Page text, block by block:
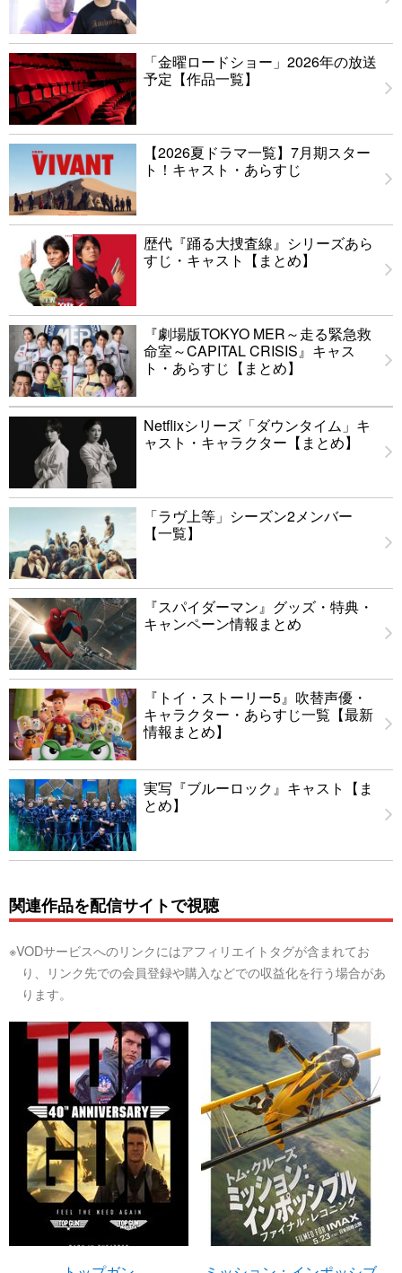
「金曜ロードショー」2026年の放送
予定【作品一覧】
【2026夏ドラマ一覧】7月期スター
ト！キャスト・あらすじ
歴代『踊る大捜査線』シリーズあら
すじ・キャスト【まとめ】
『劇場版TOKYO MER～走る緊急救
命室～CAPITAL CRISIS』キャス
ト・あらすじ【まとめ】
Netflixシリーズ「ダウンタイム」キ
ャスト・キャラクター【まとめ】
「ラヴ上等」シーズン2メンバー
【一覧】
『スパイダーマン』グッズ・特典・
キャンペーン情報まとめ
『トイ・ストーリー5』吹替声優・
キャラクター・あらすじ一覧【最新
情報まとめ】
実写『ブルーロック』キャスト【ま
とめ】
関連作品を配信サイトで視聴
※VODサービスへのリンクにはアフィリエイトタグが含まれてお
り、リンク先での会員登録や購入などでの収益化を行う場合があ
ります。